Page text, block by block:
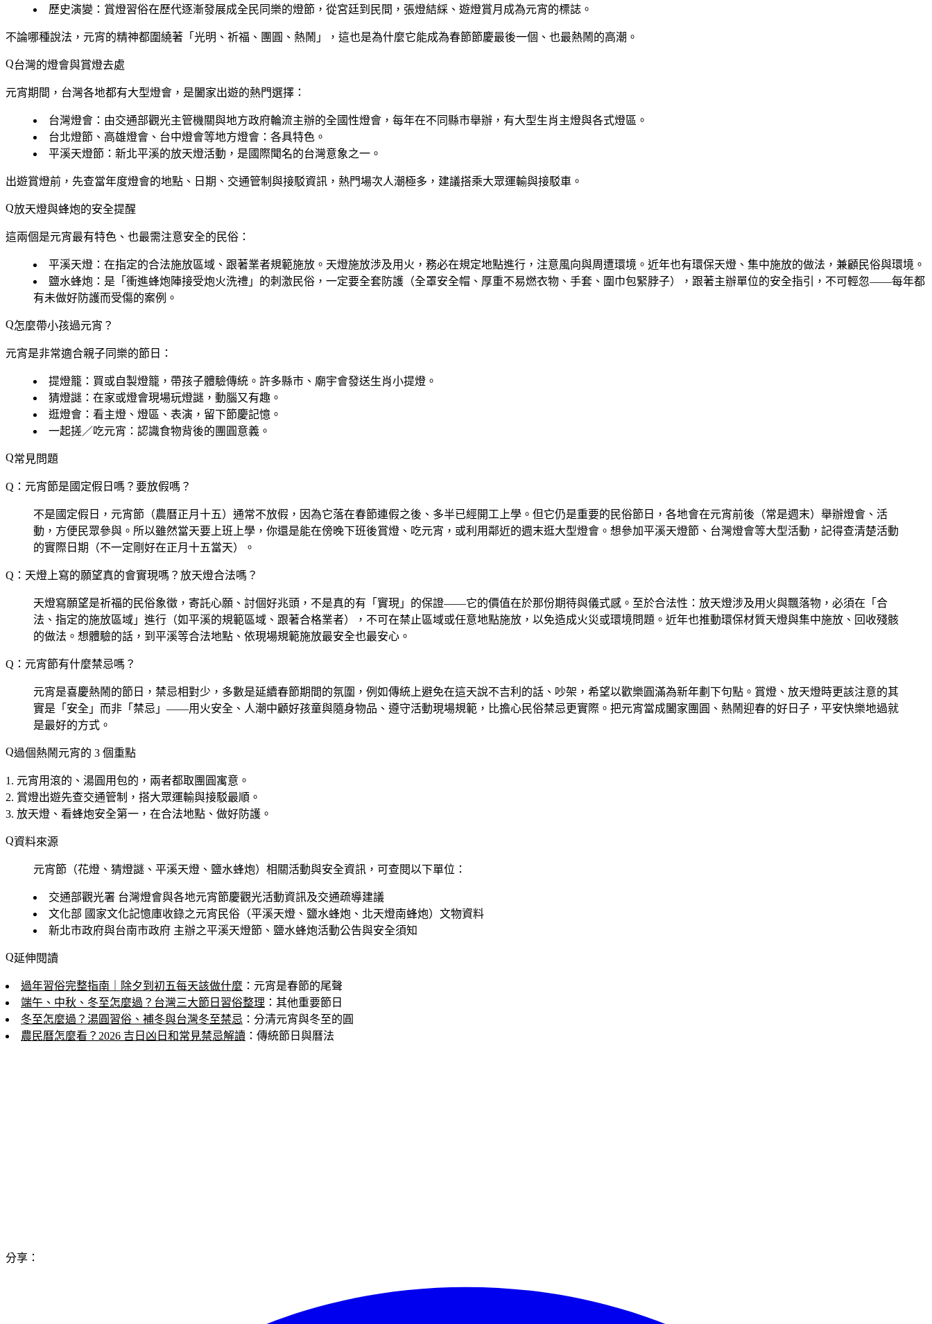
歷史演變 ：賞燈習俗在歷代逐漸發展成全民同樂的燈節，從宮廷到民間，張燈結綵、遊燈賞月成為元宵的標誌。
不論哪種說法，元宵的精神都圍繞著「光明、祈福、團圓、熱鬧」，這也是為什麼它能成為春節節慶最後一個、也最熱鬧的高潮。
台灣的燈會與賞燈去處
元宵期間，台灣各地都有大型燈會，是闔家出遊的熱門選擇：
台灣燈會 ：由交通部觀光主管機關與地方政府輪流主辦的全國性燈會，每年在不同縣市舉辦，有大型生肖主燈與各式燈區。
台北燈節、高雄燈會、台中燈會等地方燈會：各具特色。
平溪天燈節 ：新北平溪的放天燈活動，是國際聞名的台灣意象之一。
出遊賞燈前，先查當年度燈會的地點、日期、交通管制與接駁資訊 ，熱門場次人潮極多，建議搭乘大眾運輸與接駁車。
放天燈與蜂炮的安全提醒
這兩個是元宵最有特色、也最需注意安全的民俗：
平溪天燈 ：在指定的合法施放區域、跟著業者規範施放。天燈施放涉及用火，務必在規定地點進行，注意風向與周遭環境。近年也有環保天燈、集中施放的做法，兼顧民俗與環境。
鹽水蜂炮 ：是「衝進蜂炮陣接受炮火洗禮」的刺激民俗， 一定要全套防護 （全罩安全帽、厚重不易燃衣物、手套、圍巾包緊脖子），跟著主辦單位的安全指引，不可輕忽——每年都
有未做好防護而受傷的案例。
怎麼帶小孩過元宵？
元宵是非常適合親子同樂的節日：
提燈籠 ：買或自製燈籠，帶孩子體驗傳統。許多縣市、廟宇會發送生肖小提燈。
猜燈謎 ：在家或燈會現場玩燈謎，動腦又有趣。
逛燈會 ：看主燈、燈區、表演，留下節慶記憶。
一起搓／吃元宵 ：認識食物背後的團圓意義。
常見問題
Q：元宵節是國定假日嗎？要放假嗎？
不是國定假日，元宵節（農曆正月十五）通常不放假，因為它落在春節連假之後、多半已經開工上學。但它仍是重要的民俗節日，各地會在元宵前後（常是週末）舉辦燈會、活
動，方便民眾參與。所以雖然當天要上班上學，你還是能在傍晚下班後賞燈、吃元宵，或利用鄰近的週末逛大型燈會。想參加平溪天燈節、台灣燈會等大型活動，記得查清楚活動
的實際日期（不一定剛好在正月十五當天）。
Q：天燈上寫的願望真的會實現嗎？放天燈合法嗎？
天燈寫願望是祈福的民俗象徵，寄託心願、討個好兆頭，不是真的有「實現」的保證——它的價值在於那份期待與儀式感。至於合法性：放天燈涉及用火與飄落物，必須在「合
法、指定的施放區域」進行（如平溪的規範區域、跟著合格業者），不可在禁止區域或任意地點施放，以免造成火災或環境問題。近年也推動環保材質天燈與集中施放、回收殘骸
的做法。想體驗的話，到平溪等合法地點、依現場規範施放最安全也最安心。
Q：元宵節有什麼禁忌嗎？
元宵是喜慶熱鬧的節日，禁忌相對少，多數是延續春節期間的氛圍，例如傳統上避免在這天說不吉利的話、吵架，希望以歡樂圓滿為新年劃下句點。賞燈、放天燈時更該注意的其
實是「安全」而非「禁忌」——用火安全、人潮中顧好孩童與隨身物品、遵守活動現場規範，比擔心民俗禁忌更實際。把元宵當成闔家團圓、熱鬧迎春的好日子，平安快樂地過就
是最好的方式。
過個熱鬧元宵的 3 個重點
元宵用滾的、湯圓用包的 ，兩者都取團圓寓意。
賞燈出遊先查交通管制 ，搭大眾運輸與接駁最順。
放天燈、看蜂炮安全第一 ，在合法地點、做好防護。
資料來源
元宵節（花燈、猜燈謎、平溪天燈、鹽水蜂炮）相關活動與安全資訊，可查閱以下單位：
交通部觀光署 台灣燈會與各地元宵節慶觀光活動資訊及交通疏導建議
文化部 國家文化記憶庫收錄之元宵民俗（平溪天燈、鹽水蜂炮、北天燈南蜂炮）文物資料
新北市政府與台南市政府 主辦之平溪天燈節、鹽水蜂炮活動公告與安全須知
延伸閱讀
過年習俗完整指南｜除夕到初五每天該做什麼 ：元宵是春節的尾聲
端午、中秋、冬至怎麼過？台灣三大節日習俗整理 ：其他重要節日
冬至怎麼過？湯圓習俗、補冬與台灣冬至禁忌 ：分清元宵與冬至的圓
農民曆怎麼看？2026 吉日凶日和常見禁忌解讀 ：傳統節日與曆法
分享：